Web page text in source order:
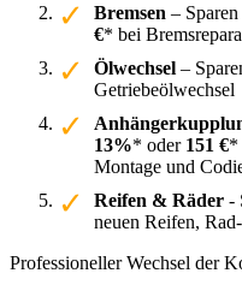
Bremsen –
€* bei
Ölwechsel –
Getriebeölwechsel
13%* oder 151 €*
Montage und
Reifen & Räder -
neuen Reifen,
Professioneller Wechsel der